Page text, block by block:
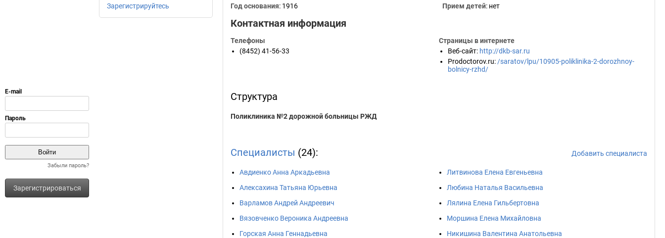
Забыли пароль?
Зарегистрироваться
Зарегистрируйтесь
Год основания: 1916
Прием детей: нет
Контактная информация
Телефоны
(8452) 41-56-33
Страницы в интернете
Веб-сайт: http://dkb-sar.ru
Prodoctorov.ru: /saratov/lpu/10905-poliklinika-2-dorozhnoy-
bolnicy-rzhd/
Структура
Поликлиника №2 дорожной больницы РЖД
Специалисты (24): Добавить специалиста
Авдиенко Анна Аркадьевна
Алексахина Татьяна Юрьевна
Варламов Андрей Андреевич
Вязовченко Вероника Андреевна
Горская Анна Геннадьевна
Литвинова Елена Евгеньевна
Любина Наталья Васильевна
Лялина Елена Гильбертовна
Моршина Елена Михайловна
Никишина Валентина Анатольевна